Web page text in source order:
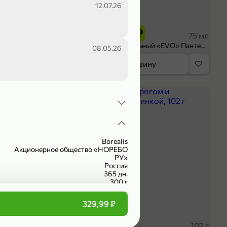
12.07.26
08.05.26
Borealis
Акционерное общество «НОРЕБО
РУ»
Россия
365 дн.
300 г
код не указан
вакуумная упаковка
треска
329,99 ₽
149,99 ₽ 75 мл
Крем универсальный «EVO» Пантенол, 75 мл
В корзину
₽ 59,99 ₽